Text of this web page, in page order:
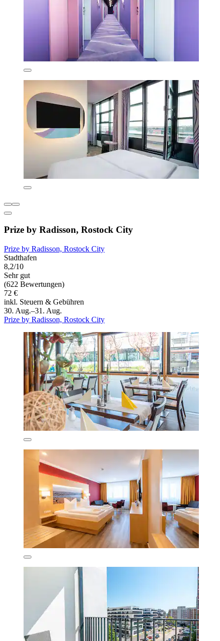
Prize by Radisson, Rostock City
Prize by Radisson, Rostock City
Stadthafen
8,2/10
Sehr gut
(622 Bewertungen)
72 €
inkl. Steuern & Gebühren
30. Aug.–31. Aug.
Prize by Radisson, Rostock City